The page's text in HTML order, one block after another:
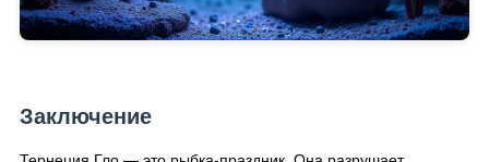
Заключение